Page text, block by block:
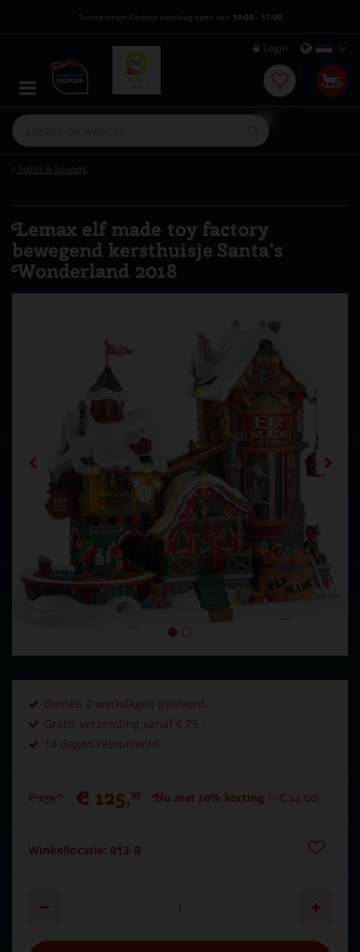
Sights & Sounds
Tuincentrum Osdorp vandaag open van 10:00 - 17:00
Login
Lemax elf made toy factory
bewegend kersthuisje Santa's
Wonderland 2018
Binnen 2 werkdagen geleverd.
Gratis verzending vanaf € 75,- .
14 dagen retourrecht.
€ 139,99 € 125,99 Nu met 10% korting € 14,00
Winkellocatie: 013-B